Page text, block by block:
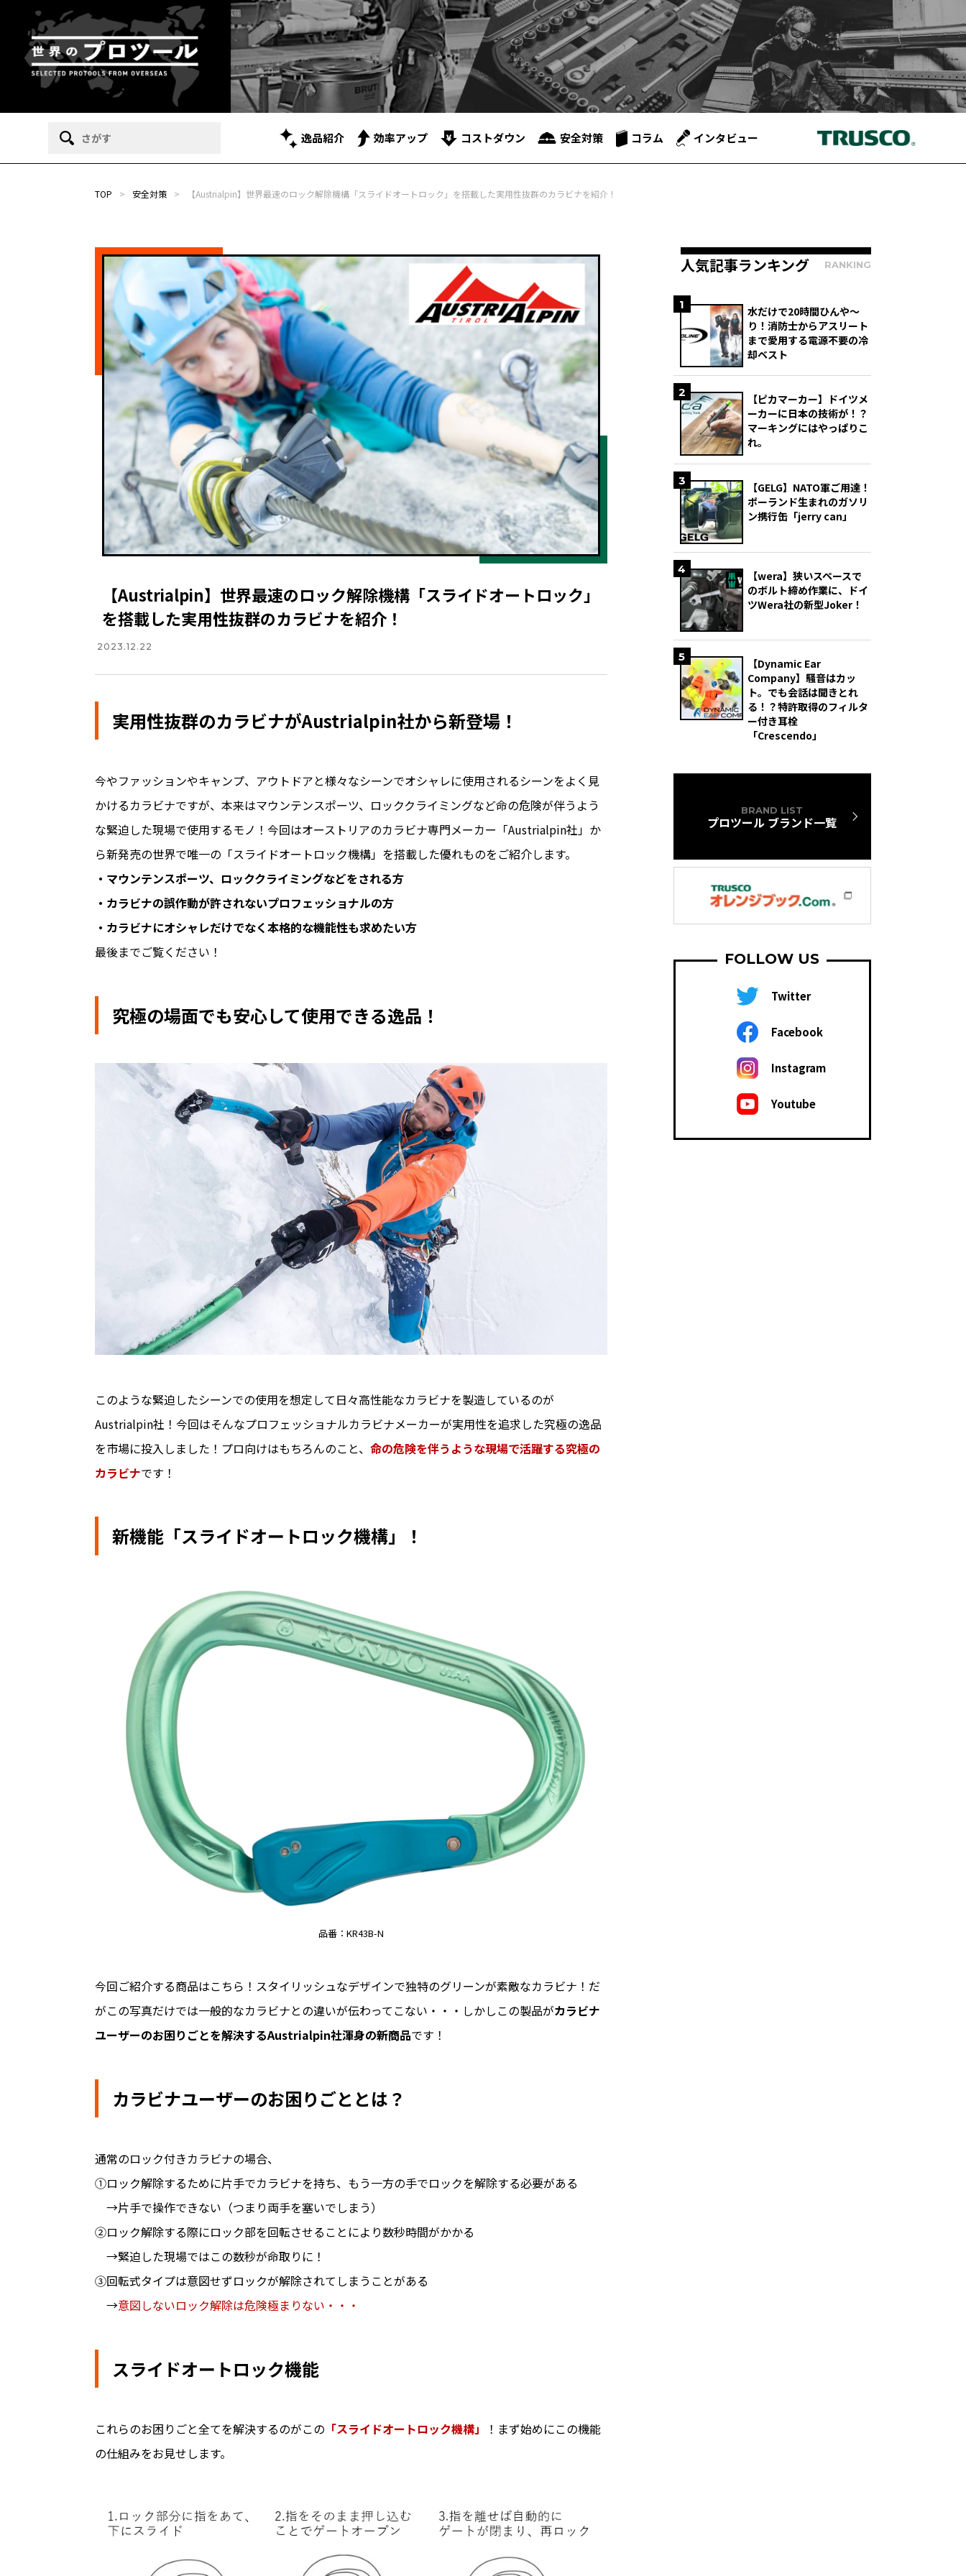
逸品紹介 効率アップ コストダウン 安全対策 コラム インタビュー
TOP > 安全対策 > 【Austrialpin】世界最速のロック解除機構「スライドオートロック」を搭載した実用性抜群のカラビナを紹介！
【Austrialpin】世界最速のロック解除機構「スライドオートロック」
を搭載した実用性抜群のカラビナを紹介！
2023.12.22
実用性抜群のカラビナがAustrialpin社から新登場！
今やファッションやキャンプ、アウトドアと様々なシーンでオシャレに使用されるシーンをよく見
かけるカラビナですが、本来はマウンテンスポーツ、ロッククライミングなど命の危険が伴うよう
な緊迫した現場で使用するモノ！今回はオーストリアのカラビナ専門メーカー「Austrialpin社」か
ら新発売の世界で唯一の「スライドオートロック機構」を搭載した優れものをご紹介します。
・マウンテンスポーツ、ロッククライミングなどをされる方
・カラビナの誤作動が許されないプロフェッショナルの方
・カラビナにオシャレだけでなく本格的な機能性も求めたい方
最後までご覧ください！
究極の場面でも安心して使用できる逸品！
このような緊迫したシーンでの使用を想定して日々高性能なカラビナを製造しているのが
Austrialpin社！今回はそんなプロフェッショナルカラビナメーカーが実用性を追求した究極の逸品
を市場に投入しました！プロ向けはもちろんのこと、 命の危険を伴うような現場で活躍する究極の
カラビナです！
新機能「スライドオートロック機構」！
品番：KR43B-N
今回ご紹介する商品はこちら！スタイリッシュなデザインで独特のグリーンが素敵なカラビナ！だ
がこの写真だけでは一般的なカラビナとの違いが伝わってこない・・・しかしこの製品がカラビナ
ユーザーのお困りごとを解決するAustrialpin社渾身の新商品です！
カラビナユーザーのお困りごととは？
通常のロック付きカラビナの場合、
①ロック解除するために片手でカラビナを持ち、もう一方の手でロックを解除する必要がある
→片手で操作できない（つまり両手を塞いでしまう）
②ロック解除する際にロック部を回転させることにより数秒時間がかかる
→緊迫した現場ではこの数秒が命取りに！
③回転式タイプは意図せずロックが解除されてしまうことがある
→意図しないロック解除は危険極まりない・・・
スライドオートロック機能
これらのお困りごと全てを解決するのがこの 「スライドオートロック機構」
！まず始めにこの機能
の仕組みをお見せします。
人気記事ランキング RANKING
1
水だけで20時間ひんや～
り！消防士からアスリート
まで愛用する電源不要の冷
却ベスト
2
【ピカマーカー】ドイツメ
ーカーに日本の技術が！？
マーキングにはやっぱりこ
れ。
3
【GELG】NATO軍ご用達！
ポーランド生まれのガソリ
ン携行缶「jerry can」
4
【wera】狭いスペースで
のボルト締め作業に、ドイ
ツWera社の新型Joker！
5
【Dynamic Ear
Company】騒音はカッ
ト。でも会話は聞きとれ
る！？特許取得のフィルタ
ー付き耳栓
「Crescendo」
BRAND LIST
プロツール ブランド一覧
FOLLOW US
Twitter
Facebook
Instagram
Youtube